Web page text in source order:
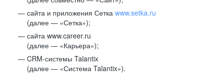
сайта и приложения Сетка www.setka.ru
(далее — «Сетка»);
сайта www.career.ru
(далее — «Карьера»);
CRM-системы Talantix
(далее — «Система Talantix»).